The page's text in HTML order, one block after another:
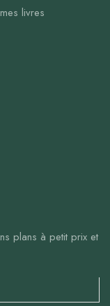
livres
plans à petit prix et